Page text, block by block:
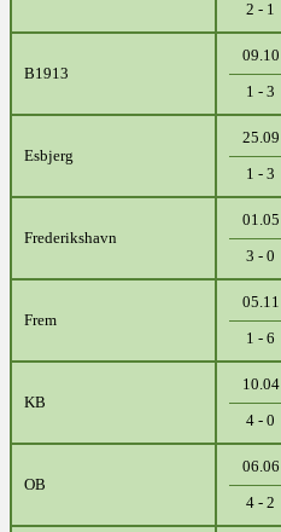
2 - 1
B1913
09.10
1 - 3
Esbjerg
25.09
1 - 3
Frederikshavn
01.05
3 - 0
Frem
05.11
1 - 6
KB
10.04
4 - 0
OB
06.06
4 - 2